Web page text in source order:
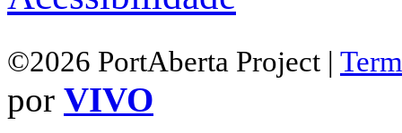
©2026 PortAberta Project |
por VIVO